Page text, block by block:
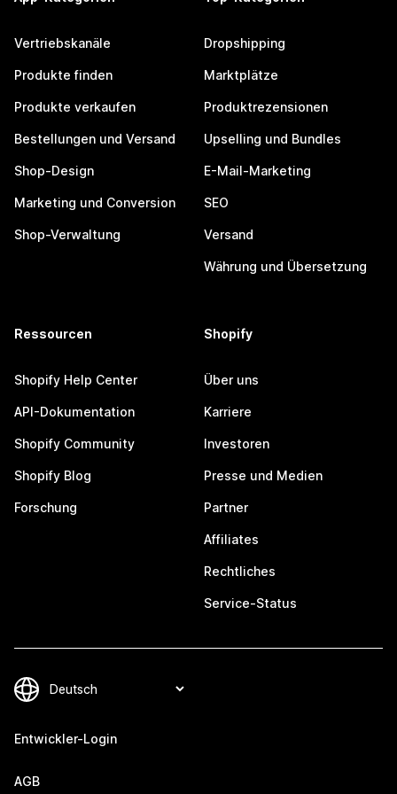
Vertriebskanäle
Produkte finden
Produkte verkaufen
Bestellungen und Versand
Shop-Design
Marketing und Conversion
Shop-Verwaltung
Dropshipping
Marktplätze
Produktrezensionen
Upselling und Bundles
E-Mail-Marketing
SEO
Versand
Währung und Übersetzung
Ressourcen
Shopify Help Center
API-Dokumentation
Shopify Community
Shopify Blog
Forschung
Shopify
Über uns
Karriere
Investoren
Presse und Medien
Partner
Affiliates
Rechtliches
Service-Status
Entwickler-Login
AGB